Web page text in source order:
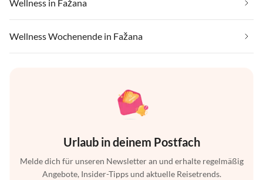
Wellness in Fažana
Wellness Wochenende in Fažana
Urlaub in deinem Postfach
Melde dich für unseren Newsletter an und erhalte regelmäßig
Angebote, Insider-Tipps und aktuelle Reisetrends.